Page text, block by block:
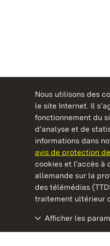
Nous utilisons des
le site Internet. Il
fonctionnement du
d’analyse et de
informations dans
avis de protection
cookies et l’accès
allemande sur la
des télémédias
traitement ultérieur
Afficher les
Châteaux et
Nouveau Château de